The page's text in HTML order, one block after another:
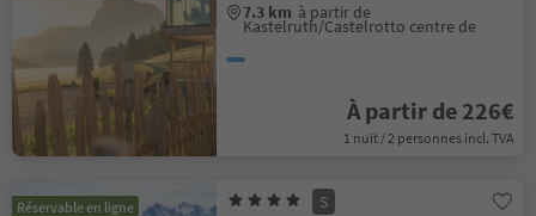
7.3 km à partir de
Kastelruth/Castelrotto centre de
À partir de 226€
1 nuit / 2 personnes incl. TVA
Réservable en ligne S